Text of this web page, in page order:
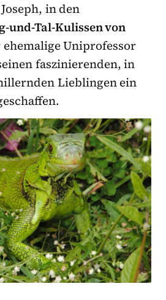
in den
und-Tal-Kulissen von
ehemalige Uniprofessor
faszinierenden, in
Lieblingen ein